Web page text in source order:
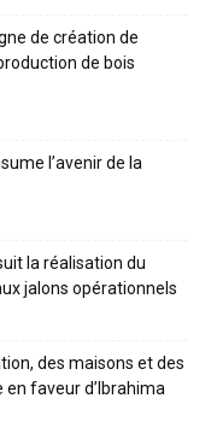
de création de
de bois
l’avenir de la
la réalisation du
jalons opérationnels
des maisons et des
en faveur d’Ibrahima